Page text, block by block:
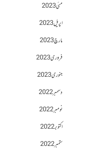
مئی 2023
اپریل 2023
مارچ 2023
فروری 2023
جنوری 2023
دسمبر 2022
نومبر 2022
اکتوبر 2022
ستمبر 2022